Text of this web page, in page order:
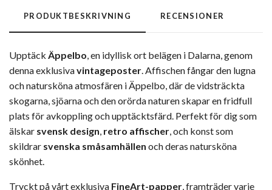
PRODUKTBESKRIVNING RECENSIONER
Upptäck Äppelbo, en idyllisk ort belägen i Dalarna, genom
denna exklusivavintageposter. Affischen fångar den lugna
och natursköna atmosfären i Äppelbo, där de vidsträckta
skogarna, sjöarna och den orörda naturen skapar en fridfull
plats för avkoppling och upptäcktsfärd. Perfekt för dig som
älskar svensk design, retro affischer, och konst som
skildrar svenska småsamhällen och deras natursköna
skönhet.
Tryckt på vårt exklusiva FineArt-papper, framträder varje